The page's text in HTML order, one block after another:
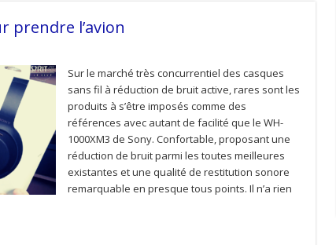
prendre l’avion
Sur le marché très concurrentiel des casques
sans fil à réduction de bruit active, rares sont les
produits à s’être imposés comme des
références avec autant de facilité que le WH-
1000XM3 de Sony. Confortable, proposant une
réduction de bruit parmi les toutes meilleures
existantes et une qualité de restitution sonore
remarquable en presque tous points. Il n’a rien